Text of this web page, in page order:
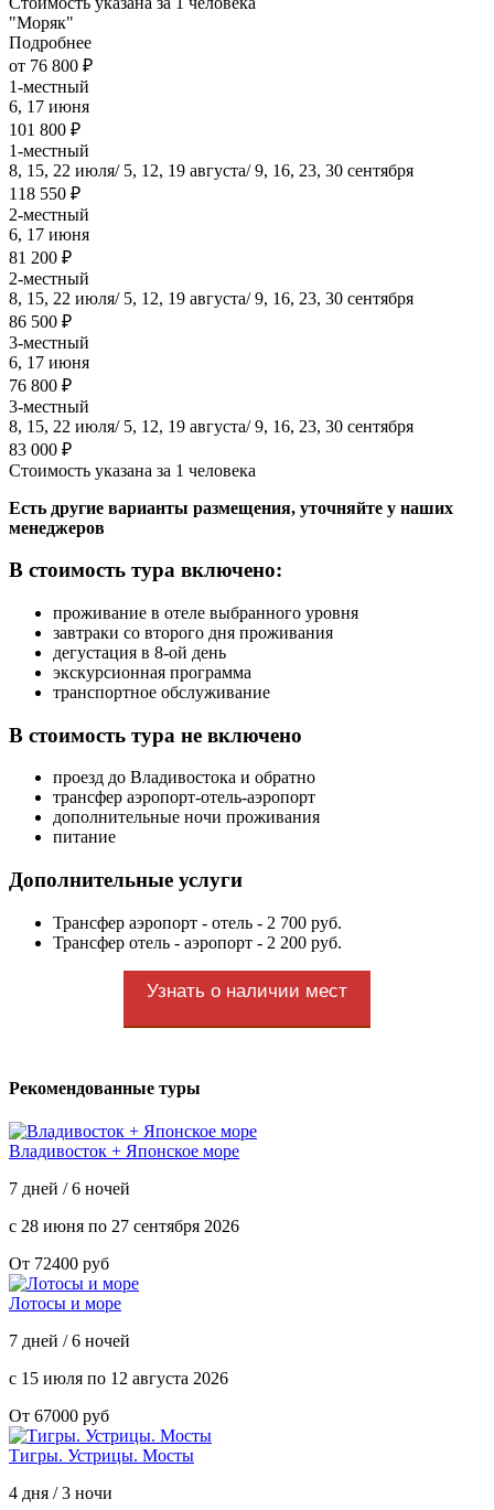
"Моряк"
Подробнее
от 76 800 ₽
1-местный
6, 17 июня
101 800 ₽
1-местный
8, 15, 22 июля/ 5, 12, 19 августа/ 9, 16, 23, 30 сентября
118 550 ₽
2-местный
6, 17 июня
81 200 ₽
2-местный
8, 15, 22 июля/ 5, 12, 19 августа/ 9, 16, 23, 30 сентября
86 500 ₽
3-местный
6, 17 июня
76 800 ₽
3-местный
8, 15, 22 июля/ 5, 12, 19 августа/ 9, 16, 23, 30 сентября
83 000 ₽
Стоимость указана за 1 человека
Есть другие варианты размещения, уточняйте у наших
менеджеров
В стоимость тура включено:
проживание в отеле выбранного уровня
завтраки со второго дня проживания
дегустация в 8-ой день
экскурсионная программа
транспортное обслуживание
В стоимость тура не включено
проезд до Владивостока и обратно
трансфер аэропорт-отель-аэропорт
дополнительные ночи проживания
питание
Дополнительные услуги
Трансфер аэропорт - отель - 2 700 руб.
Трансфер отель - аэропорт - 2 200 руб.
Узнать о наличии мест
Рекомендованные туры
Владивосток + Японское море
7 дней / 6 ночей
с 28 июня по 27 сентября 2026
От 72400 руб
Лотосы и море
7 дней / 6 ночей
с 15 июля по 12 августа 2026
От 67000 руб
Тигры. Устрицы. Мосты
4 дня / 3 ночи